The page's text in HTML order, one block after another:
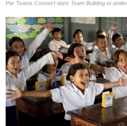
Par Teams Connectdans Team Building et